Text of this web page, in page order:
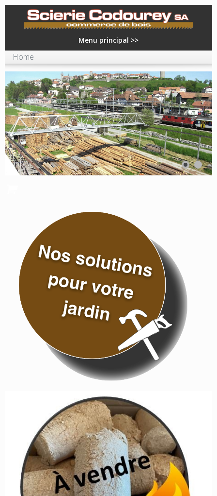
Skip to Main Content
Menu principal >>
Home